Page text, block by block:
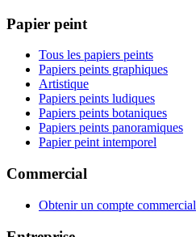
Papier peint
Tous les papiers peints
Papiers peints graphiques
Artistique
Papiers peints ludiques
Papiers peints botaniques
Papiers peints panoramiques
Papier peint intemporel
Commercial
Obtenir un compte commercial